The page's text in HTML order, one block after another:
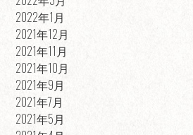
2022年1月
2021年12月
2021年11月
2021年10月
2021年9月
2021年7月
2021年5月